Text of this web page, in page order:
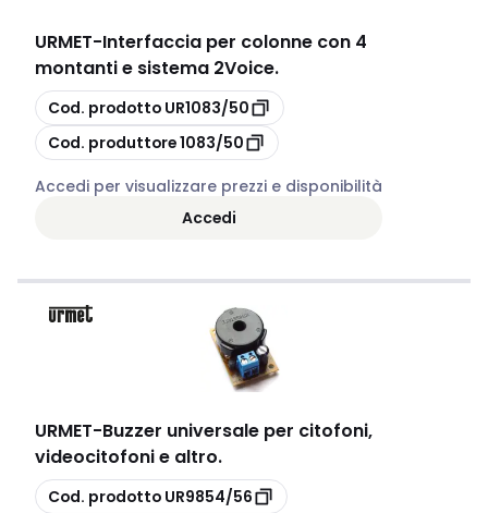
URMET-Interfaccia per colonne con 4
montanti e sistema 2Voice.
copia
Cod. prodotto UR1083/50
copia
Cod. produttore1083/50
Accedi per visualizzare prezzi e disponibilità
Accedi
URMET-Buzzer universale per citofoni,
videocitofoni e altro.
copia
Cod. prodotto UR9854/56